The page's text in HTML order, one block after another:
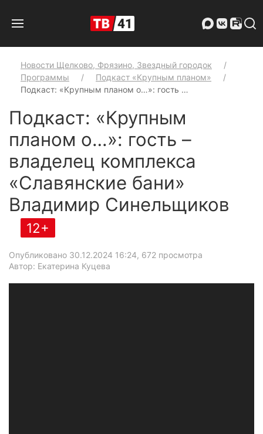
Новости Щелково, Фрязино, Звездный городок
Программы
Подкаст «Крупным планом»
Подкаст: «Крупным планом о…»: гость …
Подкаст: «Крупным
планом о…»: гость –
владелец комплекса
«Славянские бани»
Владимир Синельщиков
12+
Опубликовано 30.12.2024 16:24, 672 просмотра
Автор: Екатерина Куцева